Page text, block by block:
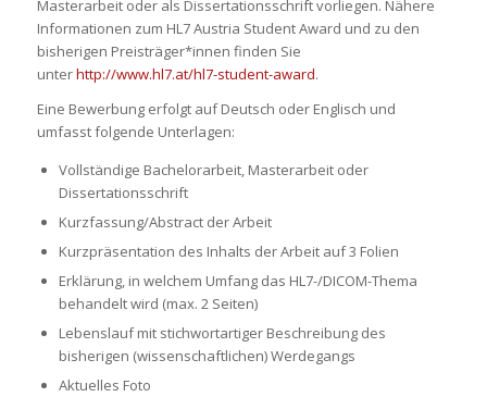
Masterarbeit oder als Dissertationsschrift vorliegen. Nähere
Informationen zum HL7 Austria Student Award und zu den
bisherigen Preisträger*innen finden Sie
unterhttp://www.hl7.at/hl7-student-award.
Eine Bewerbung erfolgt auf Deutsch oder Englisch und
umfasst folgende Unterlagen:
Vollständige Bachelorarbeit, Masterarbeit oder
Dissertationsschrift
Kurzfassung/Abstract der Arbeit
Kurzpräsentation des Inhalts der Arbeit auf 3 Folien
Erklärung, in welchem Umfang das HL7-/DICOM-Thema
behandelt wird (max. 2 Seiten)
Lebenslauf mit stichwortartiger Beschreibung des
bisherigen (wissenschaftlichen) Werdegangs
Aktuelles Foto